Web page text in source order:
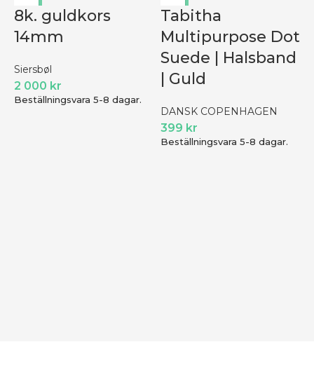
8k. guldkors
14mm
Siersbøl
2 000 kr
Beställningsvara 5-8 dagar.
Tabitha
Multipurpose Dot
Suede | Halsband
| Guld
DANSK COPENHAGEN
399 kr
Beställningsvara 5-8 dagar.